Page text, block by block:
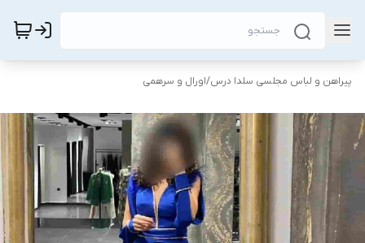
پیراهن و لباس مجلسی سلدا درس/اورال و سرهمی